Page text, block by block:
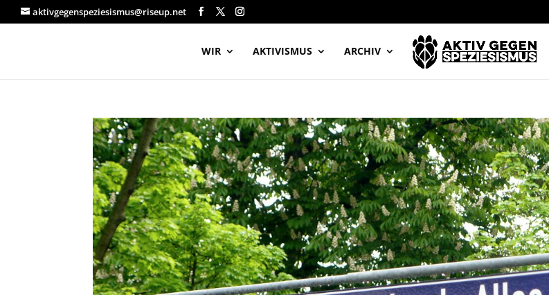
aktivgegenspeziesismus@riseup.net
WIR AKTIVISMUS ARCHIV